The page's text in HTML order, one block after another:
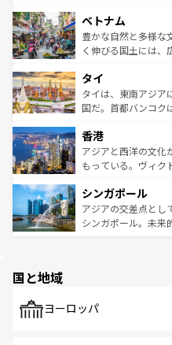
参照してほしい。
容にもいいと評判の
が味わえ
照してほしい。
き、地方に足を延ば
できる。そして、キ
まで、さまざまな韓
リティに包まれなが
覧を参照してほしい
ベトナム
豊かな自然と多様な
く伸びる国土には、
急速な発展と共に伝
ーチミン市のフラン
醸し出している。ま
とつ。フォーやバイ
ひ現地で味わいたい
が旅行者を迎えてく
参照してほしい。
タイ
タイは、東南アジア
国だ。首都バンコク
の活気が交差してい
帯で自然と触れ合い
いビーチでリゾート
激する。気候は一年
が待っている。親し
た文化、そして多様
香港
アジアと西洋の文化
もっている。ヴィク
み、どこを訪れても
ており、効率よく見
うな絶景から文化的
シンガポール
アジアの交差点とし
シンガポール。未来
で、ホーカーズは地
国と地域
ヨーロッパ